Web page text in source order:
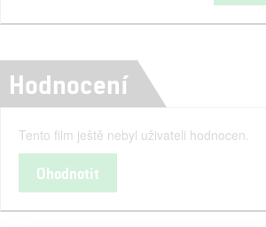
Hodnocení
Tento film ještě nebyl uživateli hodnocen.
Ohodnotit